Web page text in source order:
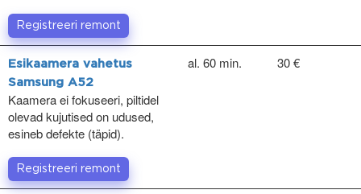
Registreeri remont
Esikaamera vahetus
Samsung A52
Kaamera ei fokuseeri, piltidel
olevad kujutised on udused,
esineb defekte (täpid).
al. 60 min. 30 €
Registreeri remont